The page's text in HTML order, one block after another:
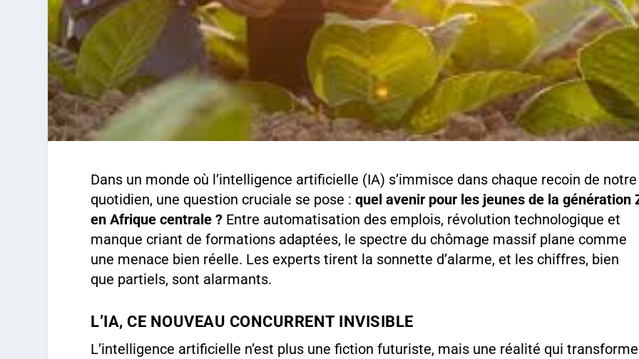
Dans un monde où l’intelligence artificielle (IA) s’immisce dans chaque recoin de notre
quotidien, une question cruciale se pose :quel avenir pour les jeunes de la génération
en Afrique centrale ? Entre automatisation des emplois, révolution technologique et
manque criant de formations adaptées, le spectre du chômage massif plane comme
une menace bien réelle. Les experts tirent la sonnette d’alarme, et les chiffres, bien
que partiels, sont alarmants.
L’IA, CE NOUVEAU CONCURRENT INVISIBLE
L’intelligence artificielle n’est plus une fiction futuriste, mais une réalité qui transforme